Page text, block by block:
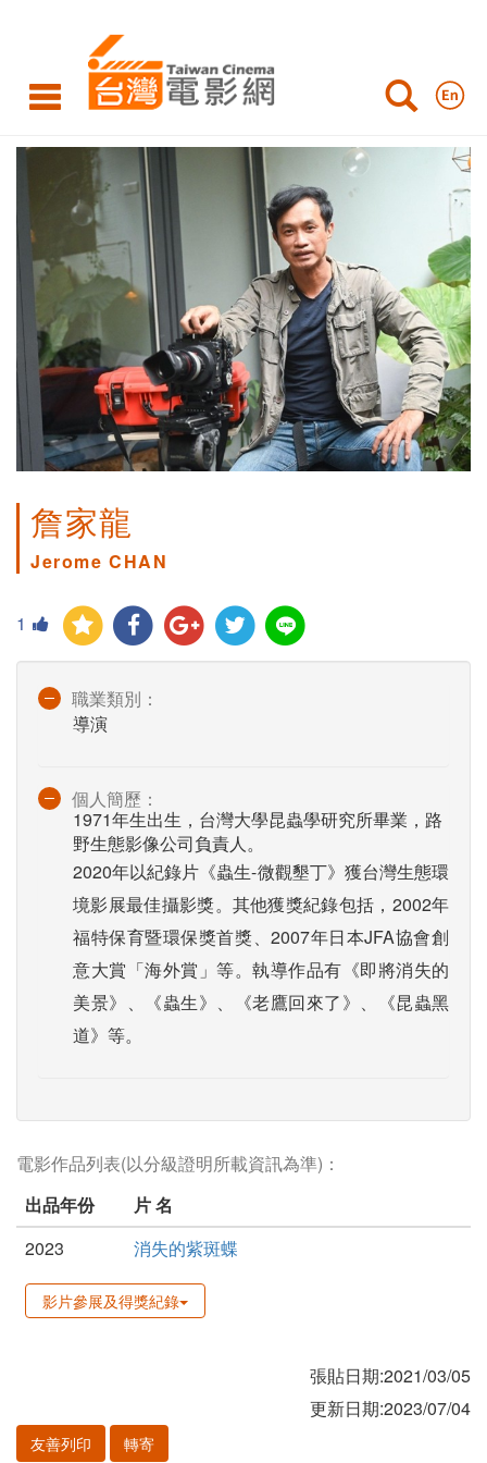
詹家龍
Jerome CHAN
1
職業類別：
導演
個人簡歷：
1971年生出生，台灣大學昆蟲學研究所畢業，路
野生態影像公司負責人。
2020年以紀錄片《蟲生-微觀墾丁》獲台灣生態環
境影展最佳攝影獎。其他獲獎紀錄包括，2002年
福特保育暨環保獎首獎、2007年日本JFA協會創
意大賞「海外賞」等。執導作品有《即將消失的
美景》、《蟲生》、《老鷹回來了》、《昆蟲黑
道》等。
電影作品列表(以分級證明所載資訊為準)：
出品年份
片 名
2023
消失的紫斑蝶
影片參展及得獎紀錄
張貼日期:2021/03/05
更新日期:2023/07/04
友善列印 轉寄